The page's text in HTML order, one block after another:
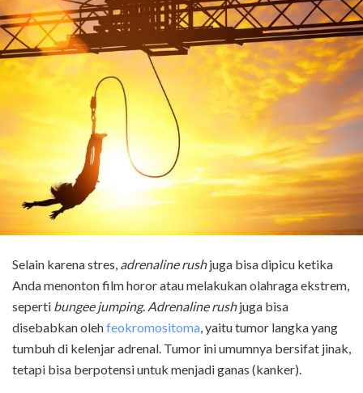
Selain karena stres, adrenaline rushjuga bisa dipicu ketika
Anda menonton film horor atau melakukan olahragaekstrem,
seperti bungee jumping. Adrenaline rushjuga bisa
disebabkan olehfeokromositoma , yaitu tumor langka yang
tumbuh di kelenjar adrenal. Tumor ini umumnya bersifat jinak,
tetapi bisa berpotensi untuk menjadi ganas (kanker).